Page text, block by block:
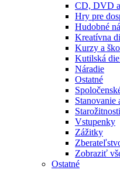
CD, DVD
Hry pre
Hudobné
Kreatívna
Kurzy a
Kutilská
Náradie
Ostatné
Stanovanie
Starožitnosti
Vstupenky
Zážitky
Zobraziť
Ostatné